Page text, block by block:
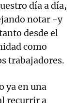
día a día,
notar -y
desde el
como
trabajadores.
ya en una
recurrir a